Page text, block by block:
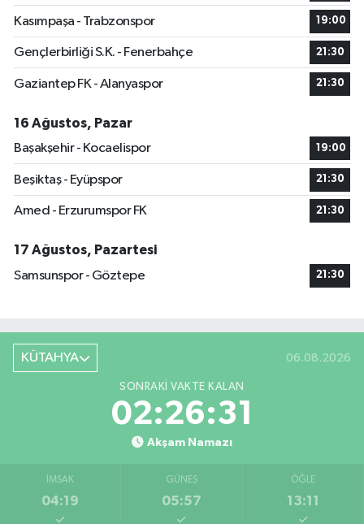
Kasımpaşa - Trabzonspor 19:00
Gençlerbirliği S.K. - Fenerbahçe 21:30
Gaziantep FK - Alanyaspor 21:30
16 Ağustos, Pazar
Başakşehir - Kocaelispor
19:00
Beşiktaş - Eyüpspor 21:30
Amed - Erzurumspor FK 21:30
17 Ağustos, Pazartesi
Samsunspor - Göztepe
21:30
KÜTAHYA 06.08.2026
SONRAKI VAKTE KALAN
02:26:31
Akşam Namazı
İMSAK
04:19
GÜNEŞ
05:57
ÖĞLE
13:11